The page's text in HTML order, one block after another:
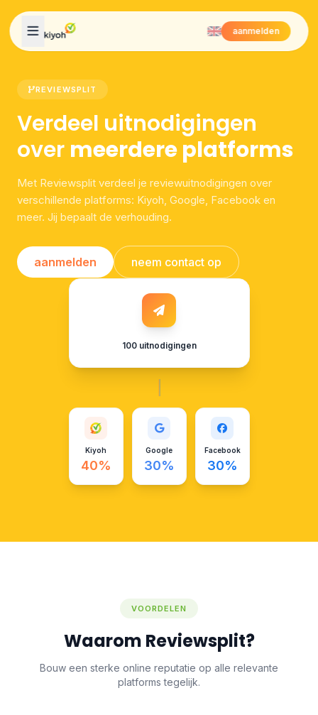
Skip to content
aanmelden
REVIEWSPLIT
Verdeel uitnodigingen
over meerdere platforms
Met Reviewsplit verdeel je reviewuitnodigingen over
verschillende platforms: Kiyoh, Google, Facebook en
meer. Jij bepaalt de verhouding.
aanmelden neem contact op
100 uitnodigingen
Kiyoh
40%
Google
30%
Facebook
30%
VOORDELEN
Waarom Reviewsplit?
Bouw een sterke online reputatie op alle relevante
platforms tegelijk.